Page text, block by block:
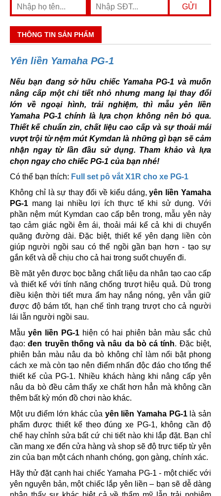
THÔNG TIN SẢN PHẨM
Yên liền Yamaha PG-1
Nếu bạn đang sở hữu chiếc Yamaha PG-1 và muốn
nâng cấp một chi tiết nhỏ nhưng mang lại thay đổi
lớn về ngoại hình, trải nghiệm, thì mẫu yên liền
Yamaha PG-1 chính là lựa chọn không nên bỏ qua.
Thiết kế chuẩn zin, chất liệu cao cấp và sự thoải mái
vượt trội từ nệm mút Kymdan là những gì bạn sẽ cảm
nhận ngay từ lần đầu sử dụng. Tham khảo và lựa
chọn ngay cho chiếc PG-1 của bạn nhé!
Có thể bạn thích: Full set pô vắt X1R cho xe PG-1
Không chỉ là sự thay đổi về kiểu dáng,yên liền Yamaha
PG-1 mang lại nhiều lợi ích thực tế khi sử dụng. Với
phần nệm mút Kymdan cao cấp bên trong, mẫu yên này
tạo cảm giác ngồi êm ái, thoải mái kể cả khi di chuyển
quãng đường dài. Đặc biệt, thiết kế yên dạng liền còn
giúp người ngồi sau có thể ngồi gần bạn hơn - tạo sự
gắn kết và dễ chịu cho cả hai trong suốt chuyến đi.
Bề mặt yên được bọc bằng chất liệu da nhân tạo cao cấp
và thiết kế với tính năng chống trượt hiệu quả. Dù trong
điều kiện thời tiết mưa ẩm hay nắng nóng, yên vẫn giữ
được độ bám tốt, hạn chế tình trạng trượt cho cả người
lái lẫn người ngồi sau.
Mẫu yên liền PG-1 hiện có hai phiên bản màu sắc chủ
đạo:đen truyền thống và nâu da bò cá tính. Đặc biệt,
phiên bản màu nâu da bò không chỉ làm nổi bật phong
cách xe mà còn tạo nên điểm nhấn độc đáo cho tổng thể
thiết kế của PG-1. Nhiều khách hàng khi nâng cấp yên
nâu da bò đều cảm thấy xe chất hơn hẳn mà không cần
thêm bất kỳ món đồ chơi nào khác.
Một ưu điểm lớn khác của yên liền Yamaha PG-1là sản
phẩm được thiết kế theo đúng xe PG-1, không cần độ
chế hay chỉnh sửa bất cứ chi tiết nào khi lắp đặt. Bạn chỉ
cần mang xe đến cửa hàng và shop sẽ độ trực tiếp từ yên
zin của bạn một cách nhanh chóng, gọn gàng, chính xác.
Hãy thử đặt cạnh hai chiếc Yamaha PG-1 - một chiếc với
yên nguyên bản, một chiếc lắp yên liền – bạn sẽ dễ dàng